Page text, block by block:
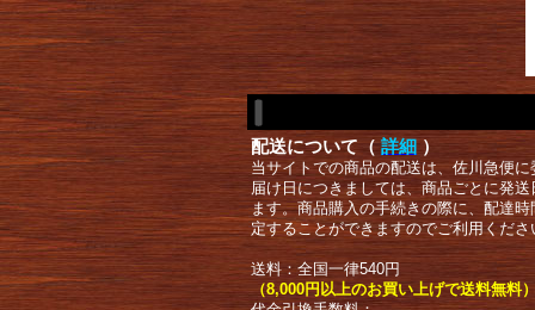
配送について（ 詳細 ）
当サイトでの商品の配送は、佐川急便
届け日につきましては、商品ごとに発
ます。商品購入の手続きの際に、配達
定することができますのでご利用くださ
送料：全国一律540円
（8,000円以上のお買い上げで送料無料